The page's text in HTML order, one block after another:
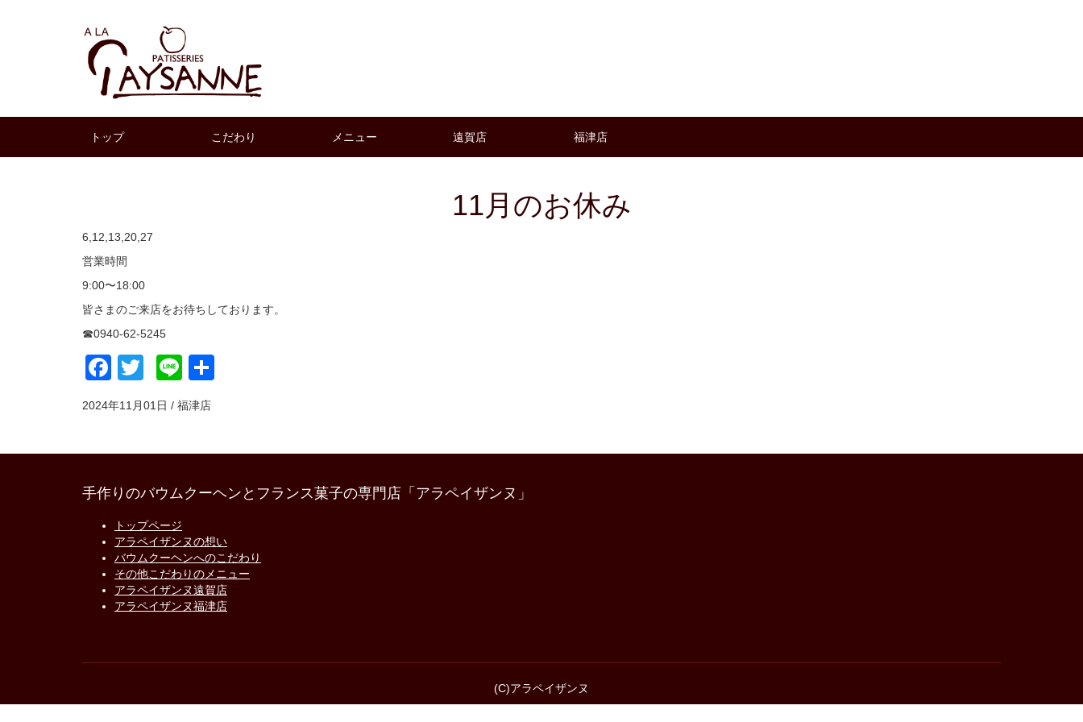
トップ こだわり メニュー 遠賀店 福津店
11月のお休み
6,12,13,20,27
営業時間
9:00〜18:00
皆さまのご来店をお待ちしております。
☎︎0940-62-5245
Facebook
Twitter
Line
2024年11月01日 / 福津店
手作りのバウムクーヘンとフランス菓子の専門店「アラペイザンヌ」
トップページ
アラペイザンヌの想い
バウムクーヘンへのこだわり
その他こだわりのメニュー
アラペイザンヌ遠賀店
アラペイザンヌ福津店
(C)アラペイザンヌ